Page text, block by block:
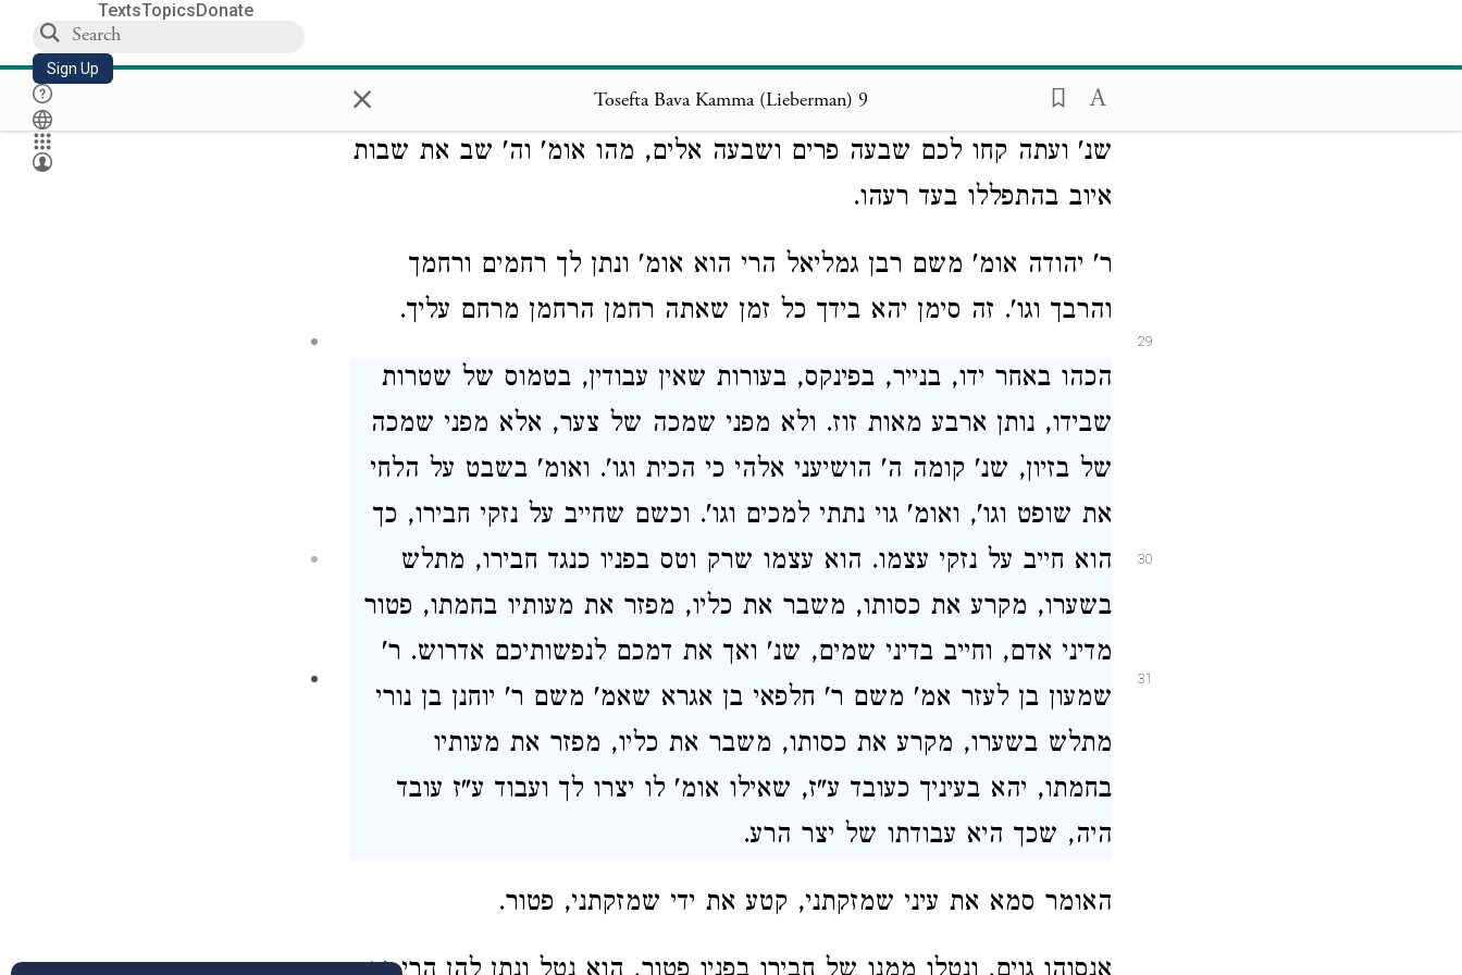
TextsTopicsDonate
Sign Up × Tosefta Bava Kamma (Lieberman) 9
29
החובלבחבירו,אע"פ שלאבקש החובל מן הנחבל, הנחבל צריך שיבקש
עליורחמים, שנ' ויתפלל אברהם אלהאלהים, וכן אתה מוצא בריעי איוב,
שנ' ועתה קחו לכם שבעה פרים ושבעה אלים, מהו אומ' וה' שב את שבות
איוב בהתפללו בעד רעהו.
30
ר' יהודה אומ' משם רבן גמליאל הרי הוא אומ' ונתן לך רחמים ורחמך
והרבך וגו'. זה סימן יהא בידך כל זמן שאתה רחמן הרחמן מרחם עליך.
31
הכהו באחר ידו, בנייר, בפינקס, בעורות שאין עבודין, בטמוס של שטרות
שבידו, נותן ארבע מאות זוז. ולא מפני שמכה של צער, אלא מפני שמכה
של בזיון, שנ' קומה ה' הושיעני אלהי כי הכית וגו'. ואומ' בשבט על הלחי
את שופט וגו', ואומ' גוי נתתי למכים וגו'. וכשם שחייב על נזקי חבירו, כך
הוא חייב על נזקי עצמו. הוא עצמו שרק וטס בפניו כנגד חבירו, מתלש
בשערו, מקרע את כסותו, משבר את כליו, מפזר את מעותיו בחמתו, פטור
מדיני אדם, וחייב בדיני שמים, שנ' ואך את דמכם לנפשותיכם אדרוש. ר'
שמעון בן לעזר אמ' משם ר' חלפאי בן אגרא שאמ' משם ר' יוחנן בן נורי
מתלש בשערו, מקרע את כסותו, משבר את כליו, מפזר את מעותיו
בחמתו, יהא בעיניך כעובד ע"ז, שאילו אומ' לו יצרו לך ועבוד ע"ז עובד
היה, שכך היא עבודתו של יצר הרע.
האומר סמא את עיני שמזקתני, קטע את ידי שמזקתני, פטור.